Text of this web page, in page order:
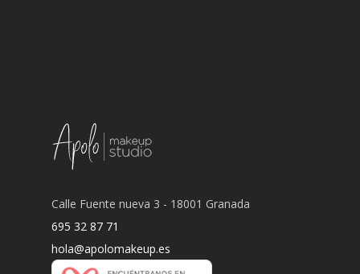
Calle Fuente nueva 3 - 18001 Granada
695 32 87 71
hola@apolomakeup.es